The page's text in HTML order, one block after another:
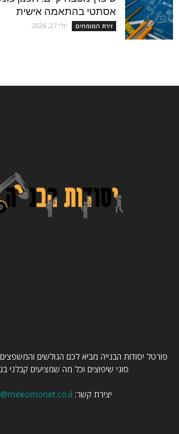
אסתטי בהתאמה אישית
זירת המומחים יולי 27, 2026
פורטל יסודות הבנייה מביא לכם הגולשים
סוגי שיפוצים וכל מה שמציעים קבלני
יצירת קשר: